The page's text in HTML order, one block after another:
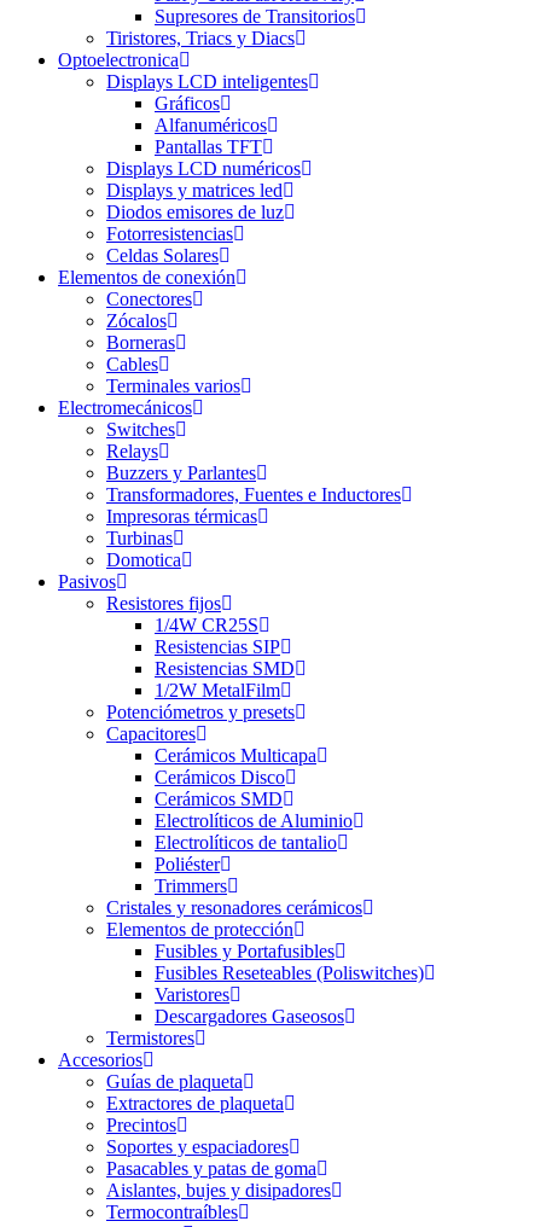
Supresores de Transitorios
Tiristores, Triacs y Diacs
Optoelectronica
Displays LCD inteligentes
Gráficos
Alfanuméricos
Pantallas TFT
Displays LCD numéricos
Displays y matrices led
Diodos emisores de luz
Fotorresistencias
Celdas Solares
Elementos de conexión
Conectores
Zócalos
Borneras
Cables
Terminales varios
Electromecánicos
Switches
Relays
Buzzers y Parlantes
Transformadores, Fuentes e Inductores
Impresoras térmicas
Turbinas
Domotica
Pasivos
Resistores fijos
1/4W CR25S
Resistencias SIP
Resistencias SMD
1/2W MetalFilm
Potenciómetros y presets
Capacitores
Cerámicos Multicapa
Cerámicos Disco
Cerámicos SMD
Electrolíticos de Aluminio
Electrolíticos de tantalio
Poliéster
Trimmers
Cristales y resonadores cerámicos
Elementos de protección
Fusibles y Portafusibles
Fusibles Reseteables (Poliswitches)
Varistores
Descargadores Gaseosos
Termistores
Accesorios
Guías de plaqueta
Extractores de plaqueta
Precintos
Soportes y espaciadores
Pasacables y patas de goma
Aislantes, bujes y disipadores
Termocontraíbles